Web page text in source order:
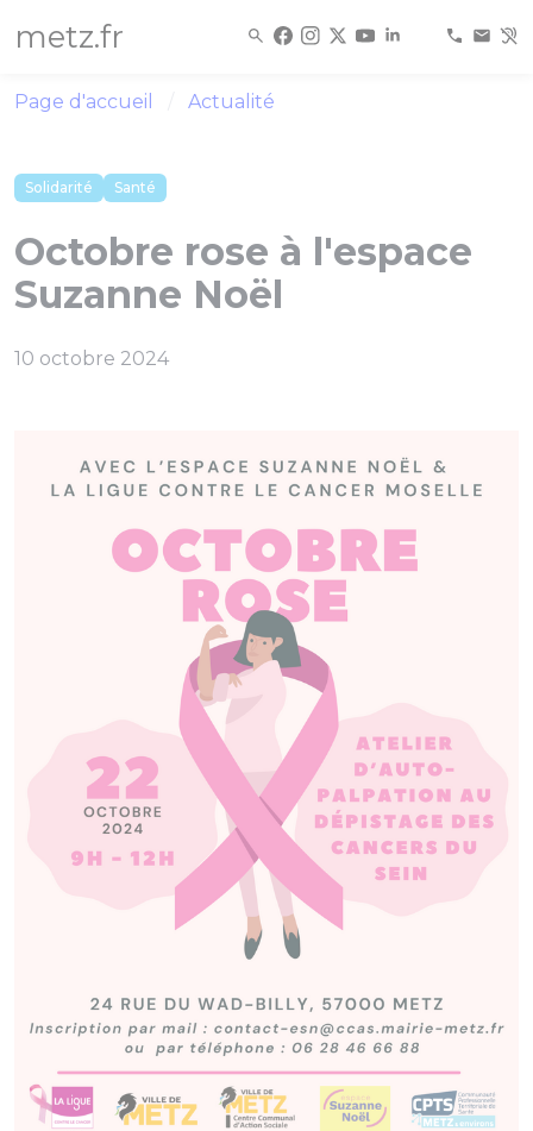
metz.fr
Page d'accueil Actualité
Solidarité Santé
Octobre rose à l'espace
Suzanne Noël
10 octobre 2024